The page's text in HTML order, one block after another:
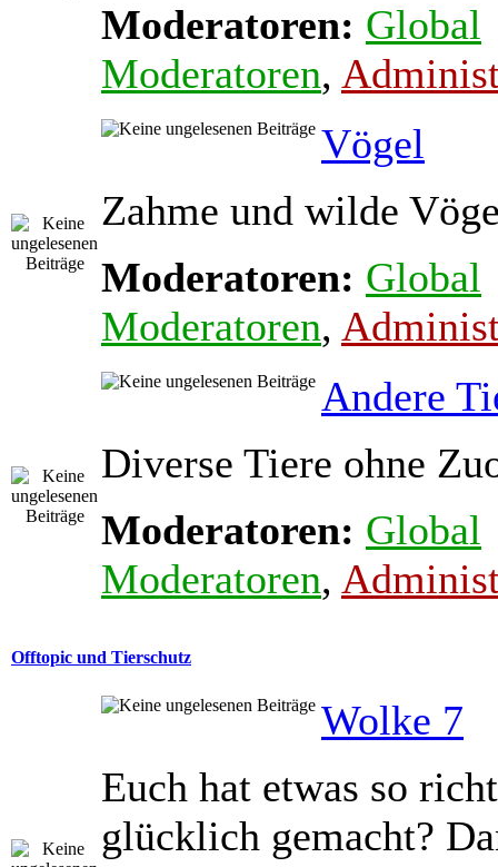
Moderatoren: Global
Moderatoren,
Vögel
Zahme und wilde
Moderatoren: Global
Moderatoren,
Andere
Diverse Tiere ohne
Moderatoren: Global
Moderatoren,
Offtopic und Tierschutz
Wolke 7
Euch hat etwas so
glücklich gemacht?